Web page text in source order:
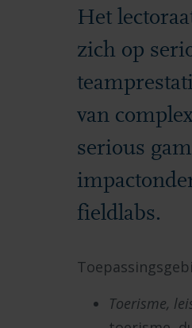
Het
zich op
van
serious
fieldlabs.
Toerisme,